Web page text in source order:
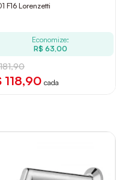
F16 Lorenzetti
Economize:
R$ 63,00
118,90 cada